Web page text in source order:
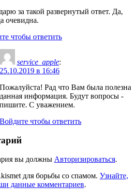
за такой развернутый ответ. Да,
очевидна.
чтобы ответить
service_apple:
25.10.2019 в 16:46
Пожалуйста! Рад что Вам была полезна
данная информация. Будут вопросы -
пишите. С уважением.
Войдите чтобы ответить
вы должны Авторизироваться.
для борьбы со спамом. Узнайте,
данные комментариев.